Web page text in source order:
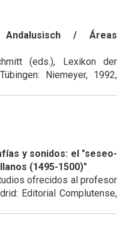
Andalusisch / Áreas
(eds.), Lexikon der
Niemeyer, 1992,
y sonidos: el "seseo-
(1495-1500)"
ofrecidos al profesor
Editorial Complutense,